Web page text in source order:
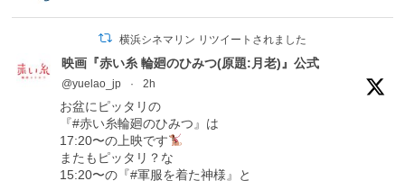
横浜シネマリン リツイートされました
映画『赤い糸 輪廻のひみつ(原題:月老)』公式
@yuelao_jp · 2h
お盆にピッタリの
『#赤い糸輪廻のひみつ』は
17:20〜の上映です
またもピッタリ？な
15:20〜の『#軍服を着た神様』と